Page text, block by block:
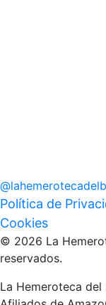
@
Política de
Cookies
© 2026 La
reservados.
La Hemeroteca